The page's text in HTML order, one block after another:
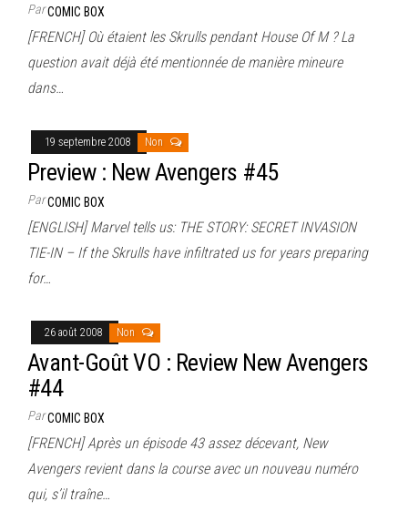
ParCOMIC BOX
[FRENCH] Où étaient les Skrulls pendant House Of M ? La
question avait déjà été mentionnée de manière mineure
dans…
19 septembre 2008 Non
Preview : New Avengers #45
ParCOMIC BOX
[ENGLISH] Marvel tells us: THE STORY: SECRET INVASION
TIE-IN – If the Skrulls have infiltrated us for years preparing
for…
26 août 2008 Non
Avant-Goût VO : Review New Avengers
#44
ParCOMIC BOX
[FRENCH] Après un épisode 43 assez décevant, New
Avengers revient dans la course avec un nouveau numéro
qui, s’il traîne…